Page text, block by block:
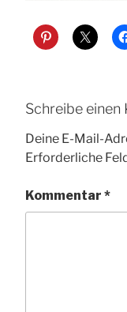
Schreibe einen
Deine E-Mail-
Erforderliche
Kommentar *